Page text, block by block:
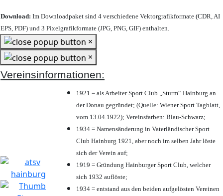
Download: Im Downloadpaket sind 4 verschiedene Vektorgrafikformate (CDR, AI
EPS, PDF) und 3 Pixelgrafikformate (JPG, PNG, GIF) enthalten.
×
×
Vereinsinformationen:
1921 = als Arbeiter Sport Club „Sturm“ Hainburg an
der Donau gegründet; (Quelle: Wiener Sport Tagblatt,
vom 13.04.1922); Vereinsfarben: Blau-Schwarz;
1934 = Namensänderung in Vaterländischer Sport
Club Hainburg 1921, aber noch im selben Jahr löste
sich der Verein auf;
1919 = Gründung Hainburger Sport Club, welcher
sich 1932 auflöste;
1934 = entstand aus den beiden aufgelösten Vereinen